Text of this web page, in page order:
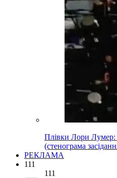
Плівки Лори Лумер:
(стенограма
РЕКЛАМА
111
111